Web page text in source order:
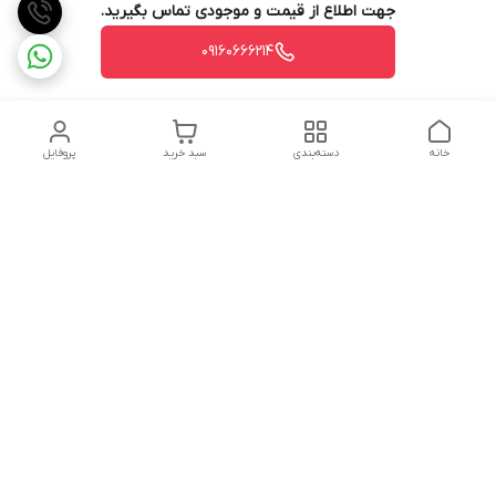
جهت اطلاع از قیمت و موجودی تماس بگیرید.
09160666214
پروفایل سبد خرید دسته‌بندی خانه